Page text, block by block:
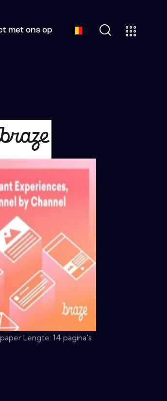
met ons op
Lengte: 14 pagina's